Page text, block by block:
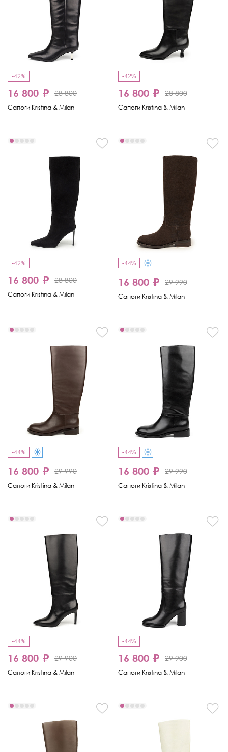
-42%
16 800 ₽ 28 800
Сапоги Kristina & Milan
-42%
16 800 ₽ 28 800
Сапоги Kristina & Milan
-42%
16 800 ₽ 28 800
Сапоги Kristina & Milan
-44%
16 800 ₽ 29 990
Сапоги Kristina & Milan
-44%
16 800 ₽ 29 990
Сапоги Kristina & Milan
-44%
16 800 ₽ 29 990
Сапоги Kristina & Milan
-44%
16 800 ₽ 29 900
Сапоги Kristina & Milan
-44%
16 800 ₽ 29 900
Сапоги Kristina & Milan